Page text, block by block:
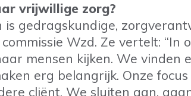
vrijwillige zorg?
is gedragskundige,
Wzd. Ze vertelt: “In
mensen kijken. We vinden
erg belangrijk. Onze
cliënt. We sluiten aan,